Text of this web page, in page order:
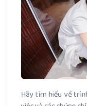
Hãy tìm hiểu về